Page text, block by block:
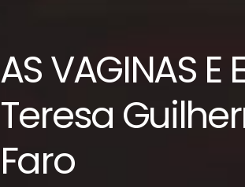
AS VAGINAS E
Teresa
Faro